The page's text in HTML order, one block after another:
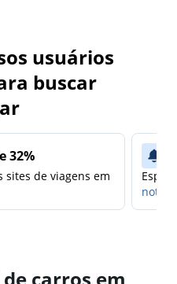
usuários
buscar
32%
de viagens em